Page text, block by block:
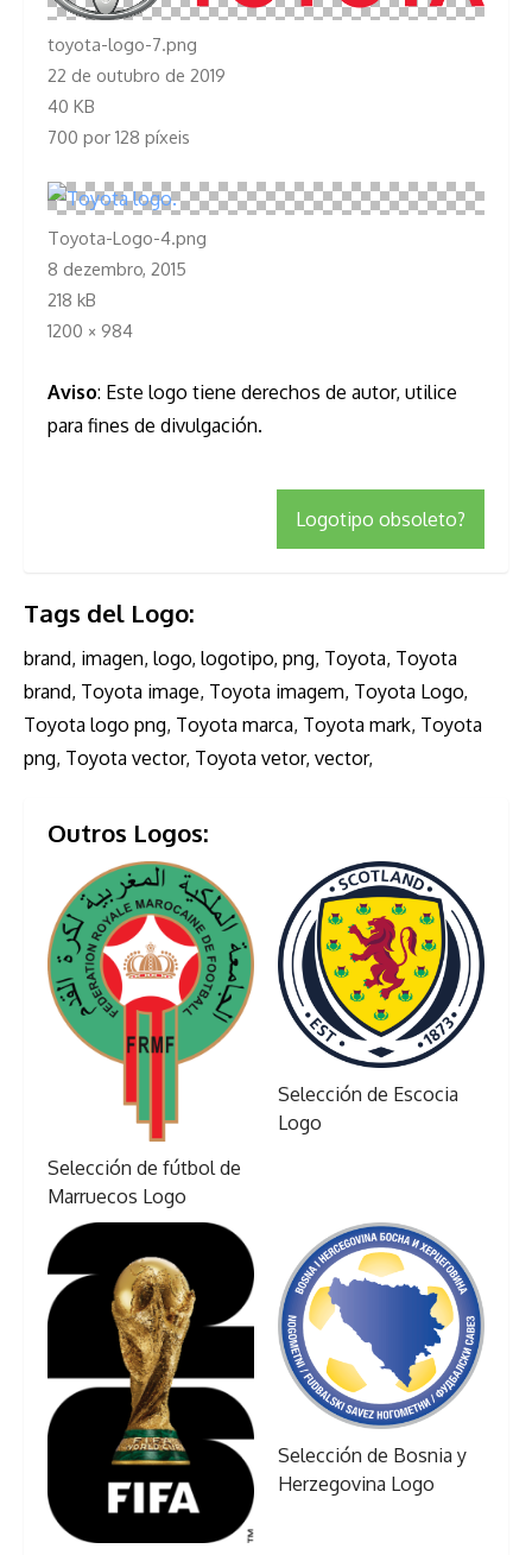
toyota-logo-7.png
22 de outubro de 2019
40 KB
700 por 128 píxeis
Toyota-Logo-4.png
8 dezembro, 2015
218 kB
1200 × 984
Aviso: Este logo tiene derechos de autor, utilice
para fines de divulgación.
Logotipo obsoleto?
Tags del Logo:
brand, imagen, logo, logotipo, png, Toyota, Toyota
brand, Toyota image, Toyota imagem, Toyota Logo,
Toyota logo png, Toyota marca, Toyota mark, Toyota
png, Toyota vector, Toyota vetor, vector,
Outros Logos:
Selección de fútbol de
Marruecos Logo
Selección de Escocia
Logo
Selección de Bosnia y
Herzegovina Logo